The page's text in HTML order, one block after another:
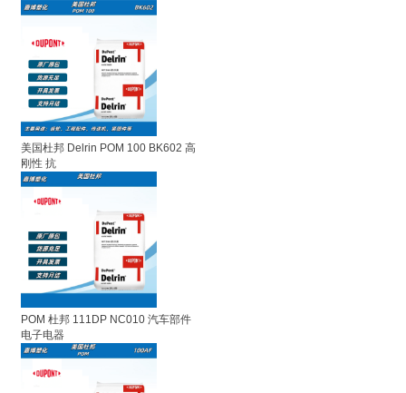
美国杜邦 Delrin POM 100 BK602 高
刚性 抗
POM 杜邦 111DP NC010 汽车部件
电子电器